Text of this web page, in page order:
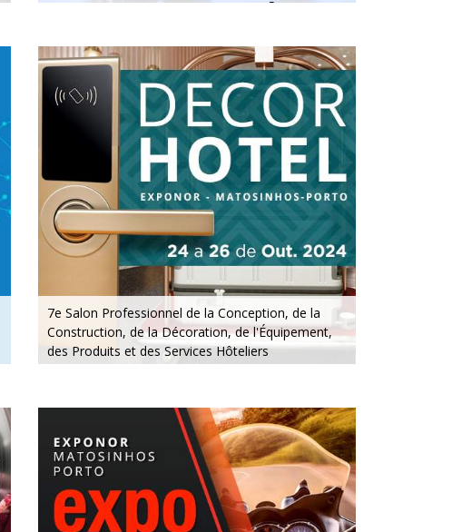
7e Salon Professionnel de la Conception, de la
Construction, de la Décoration, de l'Équipement,
des Produits et des Services Hôteliers
Du jeudi au samedi, de 10h à 19h